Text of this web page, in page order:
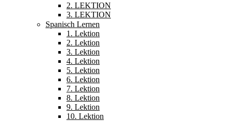
2. LEKTION
3. LEKTION
Spanisch Lernen
1. Lektion
2. Lektion
3. Lektion
4. Lektion
5. Lektion
6. Lektion
7. Lektion
8. Lektion
9. Lektion
10. Lektion